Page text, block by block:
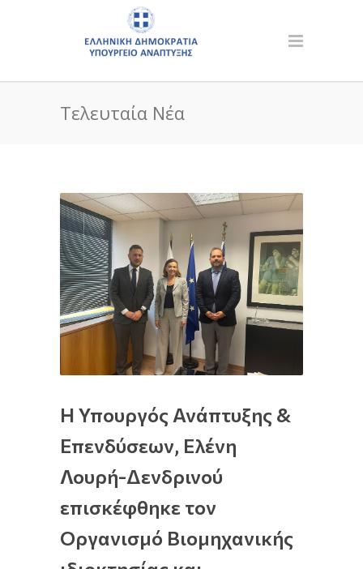
Τελευταία Νέα
Η Υπουργός Ανάπτυξης &
Επενδύσεων, Ελένη
Λουρή-Δενδρινού
επισκέφθηκε τον
Οργανισμό Βιομηχανικής